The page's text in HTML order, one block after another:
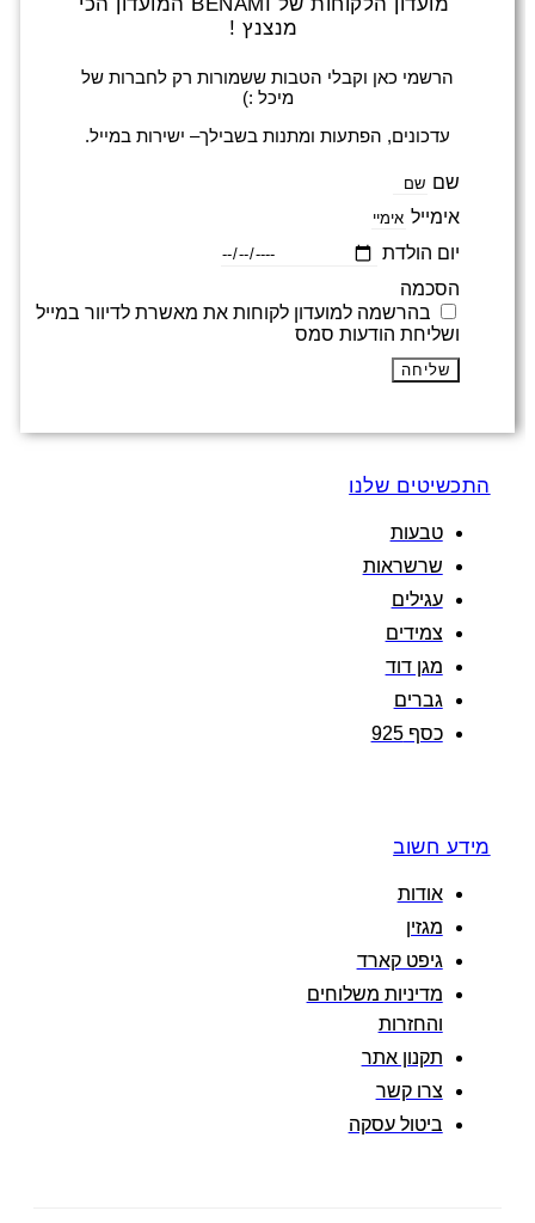
מנצנץ !
הרשמי כאן וקבלי הטבות ששמורות רק לחברות של
מיכל :)
עדכונים, הפתעות ומתנות בשבילך– ישירות במייל.
שם
אימייל
יום הולדת
הסכמה
בהרשמה למועדון לקוחות את מאשרת לדיוור במייל
ושליחת הודעות סמס
שליחה
התכשיטים שלנו
טבעות
שרשראות
עגילים
צמידים
מגן דוד
גברים
כסף 925
מידע חשוב
אודות
מגזין
גיפט קארד
מדיניות משלוחים
והחזרות
תקנון אתר
צרו קשר
ביטול עסקה